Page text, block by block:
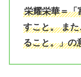
栄耀栄華＝「
すこと。 ま
ること。」の